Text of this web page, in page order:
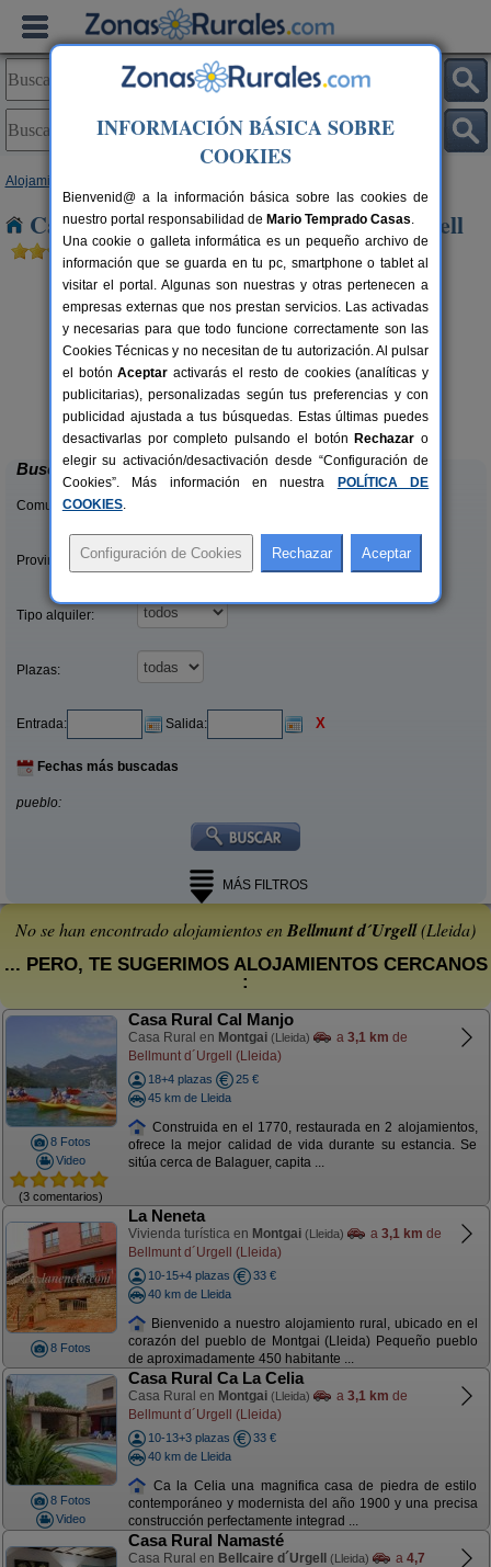
Alojamientos
Casas Rurales cerca de Bellmunt d´Urgell
30+5 pers.
desde26 €
El Corral de Lladurs
Lladurs (Lleida)
Buscar
Comunidades:
Provincias/Islas:
Tipo alquiler:
Plazas:
Entrada: Salida: X
Fechas más buscadas
pueblo:
MÁS FILTROS
No se han encontrado alojamientos enBellmunt d´Urgell(Lleida)
... PERO, TE SUGERIMOS ALOJAMIENTOS CERCANOS
:
8 Fotos
Video
(3 comentarios)
Casa Rural Cal Manjo
Casa Rural en Montgai (Lleida) a 3,1 km de
Bellmunt d´Urgell (Lleida)
18+4 plazas
25 €
45 km de Lleida
Construida en el 1770, restaurada en 2 alojamientos,
ofrece la mejor calidad de vida durante su estancia. Se
sitúa cerca de Balaguer, capita ...
8 Fotos
La Neneta
Vivienda turística en Montgai (Lleida) a 3,1 km de
Bellmunt d´Urgell (Lleida)
10-15+4 plazas
33 €
40 km de Lleida
Bienvenido a nuestro alojamiento rural, ubicado en el
corazón del pueblo de Montgai (Lleida) Pequeño pueblo
de aproximadamente 450 habitante ...
8 Fotos
Video
Casa Rural Ca La Celia
Casa Rural en Montgai (Lleida) a 3,1 km de
Bellmunt d´Urgell (Lleida)
10-13+3 plazas
33 €
40 km de Lleida
Ca la Celia una magnifica casa de piedra de estilo
contemporáneo y modernista del año 1900 y una precisa
construcción perfectamente integrad ...
Casa Rural Namasté
Casa Rural en Bellcaire d´Urgell (Lleida) a 4,7
INFORMACIÓN BÁSICA SOBRE
COOKIES
Bienvenid@ a la información básica sobre las cookies de
nuestro portal responsabilidad de Mario Temprado Casas.
Una cookie o galleta informática es un pequeño archivo de
información que se guarda en tu pc, smartphone o tablet al
visitar el portal. Algunas son nuestras y otras pertenecen a
empresas externas que nos prestan servicios. Las activadas
y necesarias para que todo funcione correctamente son las
Cookies Técnicas y no necesitan de tu autorización. Al pulsar
el botónAceptar activarás el resto de cookies (analíticas y
publicitarias), personalizadas según tus preferencias y con
publicidad ajustada a tus búsquedas. Estas últimas puedes
desactivarlas por completo pulsando el botón Rechazar o
elegir su activación/desactivación desde “Configuración de
Cookies”. Más información en nuestra
POLÍTICA DE
COOKIES.